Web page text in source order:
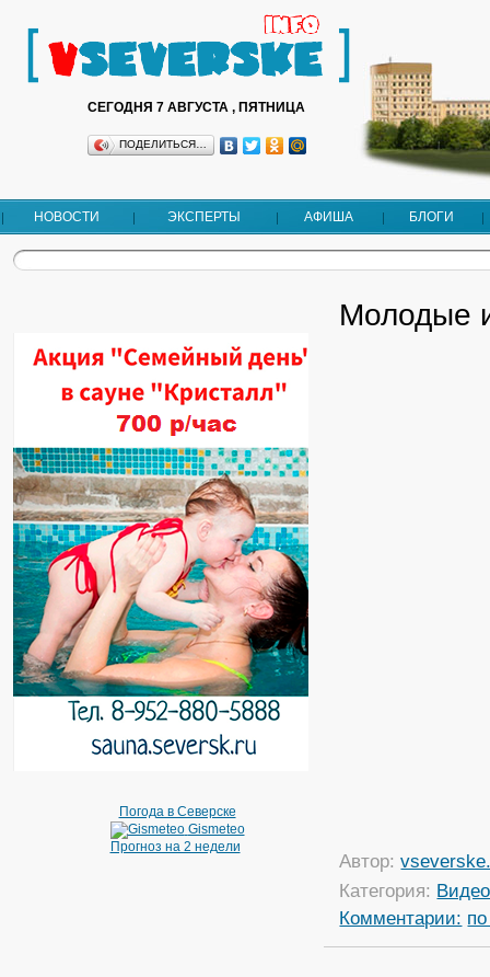
СЕГОДНЯ 7 АВГУСТА , ПЯТНИЦА
ПОДЕЛИТЬСЯ…
НОВОСТИ ЭКСПЕРТЫ АФИША БЛОГИ
Погода в Северске
Gismeteo
Прогноз на 2 недели
Молодые
Автор:
Категория: Видео
Комментарии: